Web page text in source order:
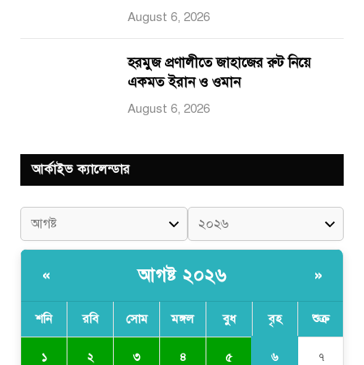
August 6, 2026
হরমুজ প্রণালীতে জাহাজের রুট নিয়ে
একমত ইরান ও ওমান
August 6, 2026
আর্কাইভ ক্যালেন্ডার
« আগষ্ট ২০২৬ »
শনি রবি সোম মঙ্গল বুধ বৃহ শুক্র
১ ২ ৩ ৪ ৫ ৬ ৭